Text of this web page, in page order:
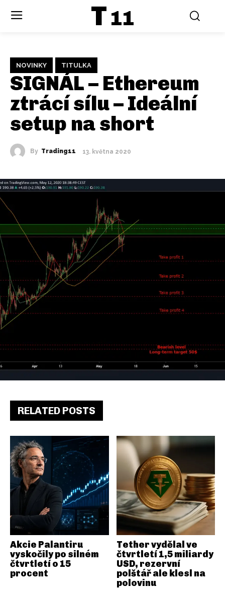
T 11
NOVINKY TITULKA
SIGNÁL – Ethereum
ztrácí sílu – Ideální
setup na short
By Trading11 13. května 2020
RELATED POSTS
Akcie Palantiru
vyskočily po silném
čtvrtletí o 15
procent
Tether vydělal ve
čtvrtletí 1,5 miliardy
USD, rezervní
polštář ale klesl na
polovinu